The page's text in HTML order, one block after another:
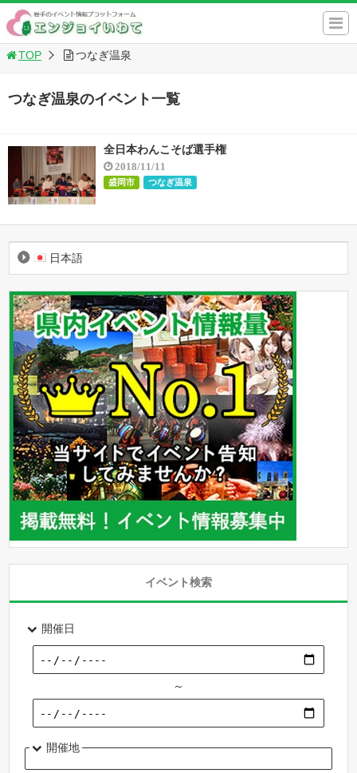
TOP つなぎ温泉
つなぎ温泉のイベント一覧
全日本わんこそば選手権
2018/11/11
盛岡市 つなぎ温泉
日本語
イベント検索
開催日
～
開催地